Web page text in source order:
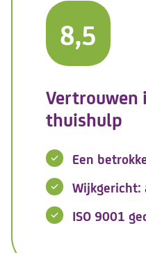
8,5
Vertrouwen
thuishulp
Een
ISO 9001